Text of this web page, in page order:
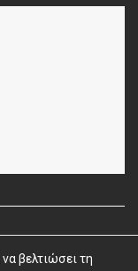
©2026 |
βελτιώσει τη